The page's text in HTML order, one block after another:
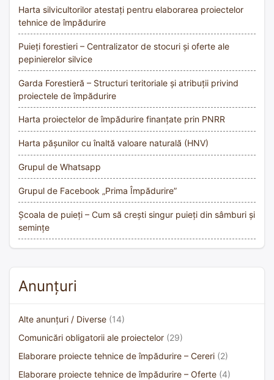
Harta silvicultorilor atestați pentru elaborarea proiectelor
tehnice de împădurire
Puieți forestieri – Centralizator de stocuri și oferte ale
pepinierelor silvice
Garda Forestieră – Structuri teritoriale și atribuții privind
proiectele de împădurire
Harta proiectelor de împădurire finanțate prin PNRR
Harta pășunilor cu înaltă valoare naturală (HNV)
Grupul de Whatsapp
Grupul de Facebook „Prima Împădurire”
Școala de puieți – Cum să crești singur puieți din sâmburi și
semințe
Anunțuri
Alte anunțuri / Diverse (14)
Comunicări obligatorii ale proiectelor (29)
Elaborare proiecte tehnice de împădurire – Cereri (2)
Elaborare proiecte tehnice de împădurire – Oferte (4)